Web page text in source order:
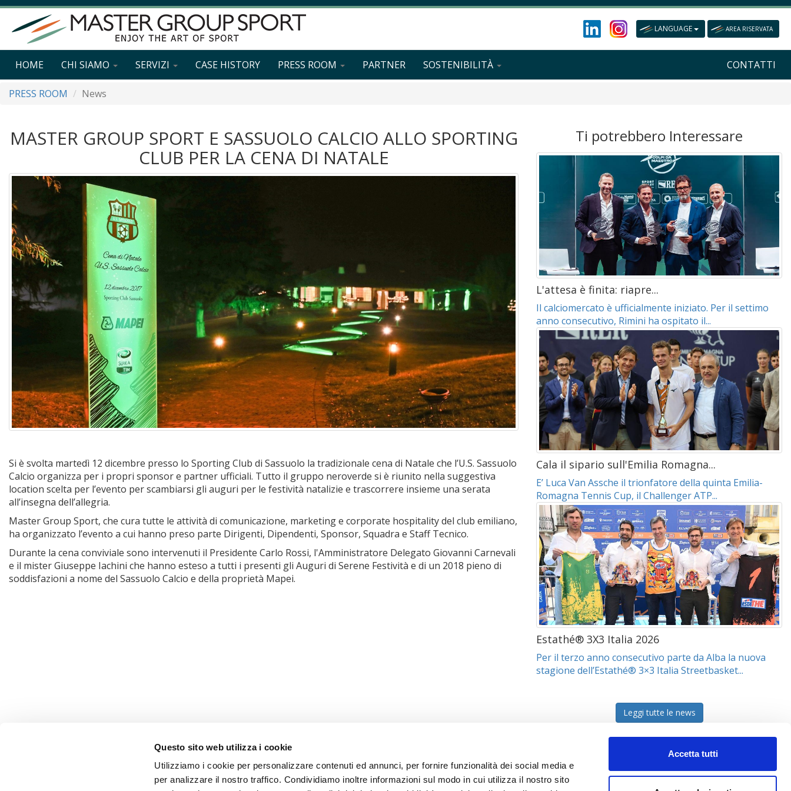
Questo sito web utilizza i cookie
Utilizziamo i cookie per personalizzare contenuti ed annunci, per fornire funzionalità dei social media e
per analizzare il nostro traffico. Condividiamo inoltre informazioni sul modo in cui utilizza il nostro sito
Accetta tutti
LANGUAGE AREA RISERVATA
HOME CHI SIAMO SERVIZI CASE HISTORY PRESS ROOM PARTNER SOSTENIBILITÀ CONTATTI
PRESS ROOM News
MASTER GROUP SPORT E SASSUOLO CALCIO ALLO SPORTING
CLUB PER LA CENA DI NATALE
Si è svolta martedì 12 dicembre presso lo Sporting Club di Sassuolo la tradizionale cena di Natale che l’U.S. Sassuolo
Calcio organizza per i propri sponsor e partner ufficiali. Tutto il gruppo neroverde si è riunito nella suggestiva
location scelta per l’evento per scambiarsi gli auguri per le festività natalizie e trascorrere insieme una serata
all’insegna dell’allegria.
Master Group Sport, che cura tutte le attività di comunicazione, marketing e corporate hospitality del club emiliano,
ha organizzato l’evento a cui hanno preso parte Dirigenti, Dipendenti, Sponsor, Squadra e Staff Tecnico.
Durante la cena conviviale sono intervenuti il Presidente Carlo Rossi, l'Amministratore Delegato Giovanni Carnevali
e il mister Giuseppe Iachini che hanno esteso a tutti i presenti gli Auguri di Serene Festività e di un 2018 pieno di
soddisfazioni a nome del Sassuolo Calcio e della proprietà Mapei.
Ti potrebbero Interessare
L'attesa è finita: riapre...
Il calciomercato è ufficialmente iniziato. Per il settimo
anno consecutivo, Rimini ha ospitato il...
Cala il sipario sull'Emilia Romagna...
E’ Luca Van Assche il trionfatore della quinta Emilia-
Romagna Tennis Cup, il Challenger ATP...
Estathé® 3X3 Italia 2026
Per il terzo anno consecutivo parte da Alba la nuova
stagione dell’Estathé® 3×3 Italia Streetbasket...
Leggi tutte le news